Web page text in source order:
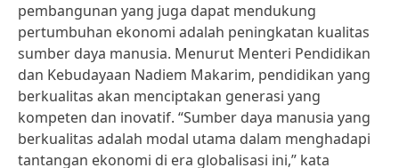
pembangunan yang juga dapat mendukung
pertumbuhan ekonomi adalah peningkatan kualitas
sumber daya manusia. Menurut Menteri Pendidikan
dan Kebudayaan Nadiem Makarim, pendidikan yang
berkualitas akan menciptakan generasi yang
kompeten dan inovatif. “Sumber daya manusia yang
berkualitas adalah modal utama dalam menghadapi
tantangan ekonomi di era globalisasi ini,” kata